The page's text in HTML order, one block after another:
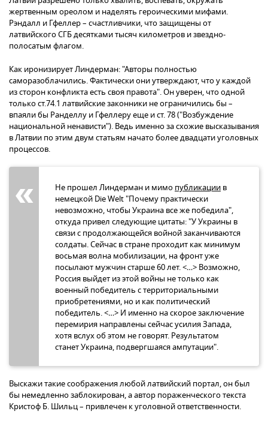
жертвенным ореолом и наделять героическими мифами.
Рэндалл и Гфеллер – счастливчики, что защищены от
латвийского СГБ десятками тысяч километров и звездно-
полосатым флагом.
Как иронизирует Линдерман: "Авторы полностью
саморазоблачились. Фактически они утверждают, что у каждой
из сторон конфликта есть своя правота". Он уверен, что одной
только ст.74.1 латвийские законники не ограничились бы –
впаяли бы Ранделлу и Гфеллеру еще и ст. 78 ("Возбуждение
национальной ненависти"). Ведь именно за схожие высказывания
в Латвии по этим двум статьям начато более двадцати уголовных
процессов.
Не прошел Линдерман и мимо публикации в
немецкой Die Welt "Почему практически
невозможно, чтобы Украина все же победила",
откуда привел следующие цитаты: "У Украины в
связи с продолжающейся войной заканчиваются
солдаты. Сейчас в стране проходит как минимум
восьмая волна мобилизации, на фронт уже
посылают мужчин старше 60 лет. <…> Возможно,
Россия выйдет из этой войны не только как
военный победитель с территориальными
приобретениями, но и как политический
победитель. <…> И именно на скорое заключение
перемирия направлены сейчас усилия Запада,
хотя вслух об этом не говорят. Результатом
станет Украина, подвергшаяся ампутации".
Выскажи такие соображения любой латвийский портал, он был
бы немедленно заблокирован, а автор пораженческого текста
Кристоф Б. Шильц – привлечен к уголовной ответственности.